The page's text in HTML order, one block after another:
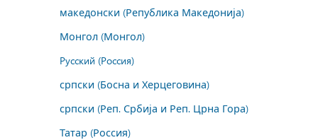
македонски (Република Македонија)
Монгол (Монгол)
Русский (Россия)
српски (Босна и Херцеговина)
српски (Реп. Србија и Реп. Црна Гора)
Татар (Россия)